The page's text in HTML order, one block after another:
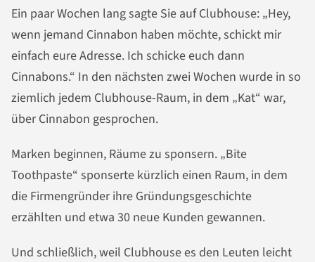
Ein paar Wochen lang sagte Sie auf Clubhouse: „Hey,
wenn jemand Cinnabon haben möchte, schickt mir
einfach eure Adresse. Ich schicke euch dann
Cinnabons.“ In den nächsten zwei Wochen wurde in so
ziemlich jedem Clubhouse-Raum, in dem „Kat“ war,
über Cinnabon gesprochen.
Marken beginnen, Räume zu sponsern. „Bite
Toothpaste“ sponserte kürzlich einen Raum, in dem
die Firmengründer ihre Gründungsgeschichte
erzählten und etwa 30 neue Kunden gewannen.
Und schließlich, weil Clubhouse es den Leuten leicht